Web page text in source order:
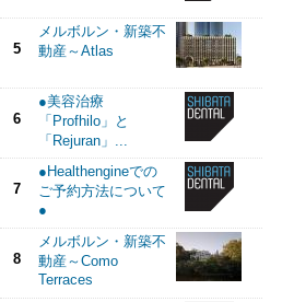
5
メルボルン・新築不
動産～Atlas
6
●美容治療
「Profhilo」と
「Rejuran」...
7
●Healthengineでの
ご予約方法について
●
8
メルボルン・新築不
動産～Como
Terraces